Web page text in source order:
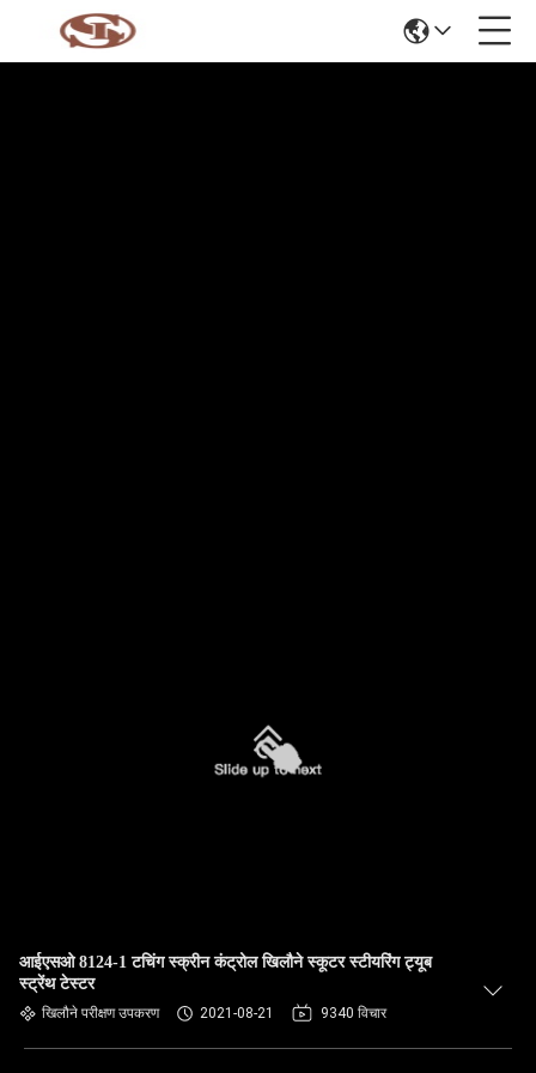
आईएसओ 8124-1 टचिंग स्क्रीन कंट्रोल खिलौने स्कूटर स्टीयरिंग ट्यूब
स्ट्रेंथ टेस्टर
खिलौने परीक्षण उपकरण 2021-08-21 9340 विचार